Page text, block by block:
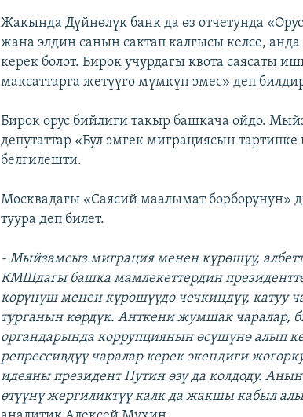
Жакында Дүйнөлүк банк да өз отчетунда
жана элдин санын сактап калгысы келсе,
керек болот. Бирок учурдагы квота саясаты
максаттарга жетүүгө мүмкүн эмес» деп
Бирок орус бийлиги такыр башкача ойдо.
депутаттар «Бул эмгек миграциясын тартипке
белгилешти.
Москвадагы «Саясий маалымат борборунун»
туура деп билет.
- Мыйзамсыз миграция менен күрөшүү,
КМШдагы башка мамлекеттердин
көрүнүш менен күрөшүүдө чечкиндүү, катуу
турганын көрдүк. Анткени жумшак чаралар,
органдарында коррупциянын өсүшүнө алып
репрессивдүү чаралар керек экендиги
идеяны президент Путин өзү да колдоду. Анын
өтүүнү жергиликтүү калк да жакшы кабыл